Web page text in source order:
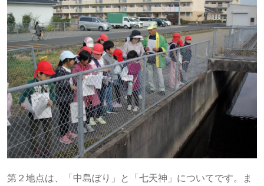
第２地点は、「中島ぼり」と「七天神」についてです。ま